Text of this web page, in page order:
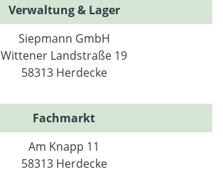
Verwaltung & Lager
Siepmann GmbH
Wittener Landstraße 19
58313 Herdecke
Fachmarkt
Am Knapp 11
58313 Herdecke